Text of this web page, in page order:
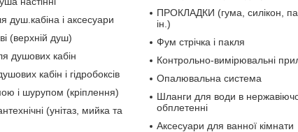
душ.кабіна і аксесуари
(верхній душ)
душових кабін
кабін і гідробоксів
і шурупом (кріплення)
(унітаз, мийка та
ПРОКЛАДКИ (гума, силікон,
ін.)
Фум стрічка і пакля
Контрольно-вимірювальні
Опалювальна система
Шланги для води в
обплетенні
Аксесуари для ванної кімнати